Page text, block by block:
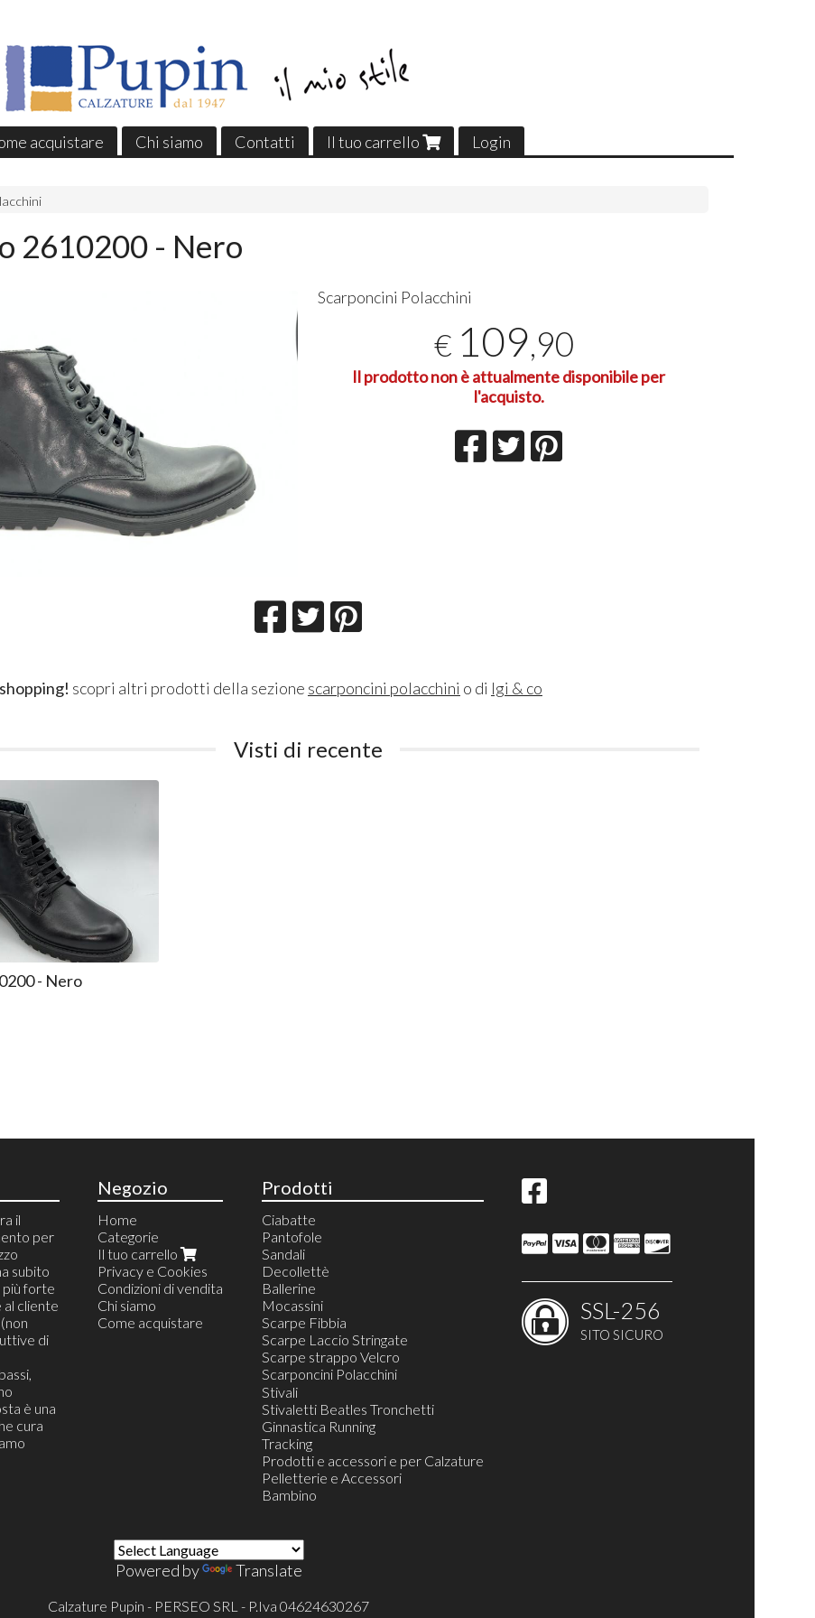
acquistare Chi siamo Contatti Il tuo carrello Login
2610200 - Nero
Scarponcini Polacchini
€ 109,90
Il prodotto non è attualmente disponibile per
l'acquisto.
scopri altri prodotti della sezione scarponcini polacchini o di Igi & co
Visti di recente
- Nero
il
per
subito
più forte
al cliente
di
è una
cura
Negozio
Home
Categorie
Il tuo carrello
Privacy e Cookies
Condizioni di vendita
Chi siamo
Come acquistare
Prodotti
Ciabatte
Pantofole
Sandali
Decollettè
Ballerine
Mocassini
Scarpe Fibbia
Scarpe Laccio Stringate
Scarpe strappo Velcro
Scarponcini Polacchini
Scarponcino Polacchini Anfibio
Scarponcini Polacchini Clarks
Stivali
Stivaletti Beatles Tronchetti
Ginnastica Running
Tracking
Prodotti e accessori e per Calzature
Pelletterie e Accessori
Bambino
SSL-256
SITO SICURO
Powered by Translate
Calzature Pupin - PERSEO SRL - P.Iva 04624630267